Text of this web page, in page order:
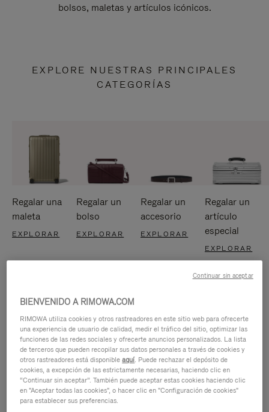
bolsos, maletas y artículos icónicos.
EXPLORE NUESTRAS PRINCIPALES
CATEGORÍAS
Regalar una
maleta
EXPLORAR
Regalar un
bolso
EXPLORAR
Regalar un
accesorio
EXPLORAR
Regalar un
artículo
especial
EXPLORAR
BIENVENIDO A RIMOWA.COM
RIMOWA utiliza cookies y otros rastreadores en este sitio web para ofrecerte
una experiencia de usuario de calidad, medir el tráfico del sitio, optimizar las
funciones de las redes sociales y ofrecerte anuncios personalizados. La lista
de terceros que pueden recopilar sus datos personales a través de cookies y
otros rastreadores está disponibleaquí. Puede rechazar el depósito de
cookies, a excepción de las estrictamente necesarias, haciendo clic en
“Continuar sin aceptar”. También puede aceptar estas cookies haciendo clic
en "Aceptar todas las cookies", o hacer clic en "Configuración de cookies"
para establecer sus preferencias.
Continuar sin aceptar